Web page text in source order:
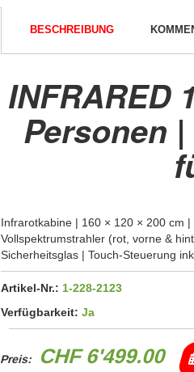
BESCHREIBUNG
INFRARED
Personen
Infrarotkabine | 160 × 120 × 200 cm
Vollspektrumstrahler (rot, vorne &
Sicherheitsglas | Touch-Steuerung
Artikel-Nr.:1-228-2123
Verfügbarkeit:Ja
Preis: CHF 6'499.00